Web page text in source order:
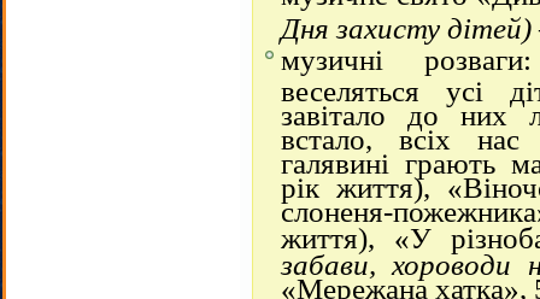
Дня захисту
музичні
веселяться усі
завітало до них
встало, всіх нас
галявині грають
рік життя),
слоненя-
життя), «У
забави, хороводи
«Мережана хатка»,